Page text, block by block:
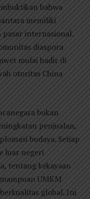
bahwa
memiliki
internasional.
diaspora
mulai hadir di
otoritas China
bukan
penjualan,
budaya. Setiap
luar negeri
tentang kekayaan
UMKM
global. Ini